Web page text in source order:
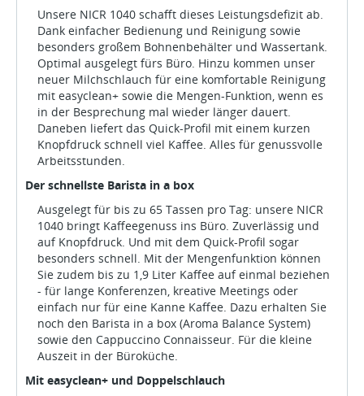
Unsere NICR 1040 schafft dieses Leistungsdefizit ab.
Dank einfacher Bedienung und Reinigung sowie
besonders großem Bohnenbehälter und Wassertank.
Optimal ausgelegt fürs Büro. Hinzu kommen unser
neuer Milchschlauch für eine komfortable Reinigung
mit easyclean+ sowie die Mengen-Funktion, wenn es
in der Besprechung mal wieder länger dauert.
Daneben liefert das Quick-Profil mit einem kurzen
Knopfdruck schnell viel Kaffee. Alles für genussvolle
Arbeitsstunden.
Der schnellste Barista in a box
Ausgelegt für bis zu 65 Tassen pro Tag: unsere NICR
1040 bringt Kaffeegenuss ins Büro. Zuverlässig und
auf Knopfdruck. Und mit dem Quick-Profil sogar
besonders schnell. Mit der Mengenfunktion können
Sie zudem bis zu 1,9 Liter Kaffee auf einmal beziehen
- für lange Konferenzen, kreative Meetings oder
einfach nur für eine Kanne Kaffee. Dazu erhalten Sie
noch den Barista in a box (Aroma Balance System)
sowie den Cappuccino Connaisseur. Für die kleine
Auszeit in der Büroküche.
Mit easyclean+ und Doppelschlauch